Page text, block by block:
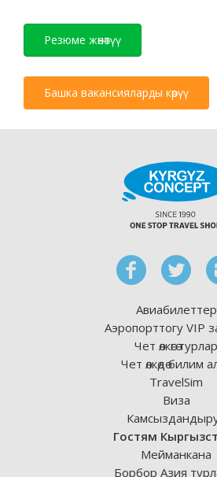
Резюме жөнөтүү
Башка вакансияларды көрүү
Авиабилеттер
Аэропорттогу VIP
Чет өлкөгө турлар
Чет өлкөдө билим
TravelSim
Виза
Гостям
Мейманкана
Борбор Азия